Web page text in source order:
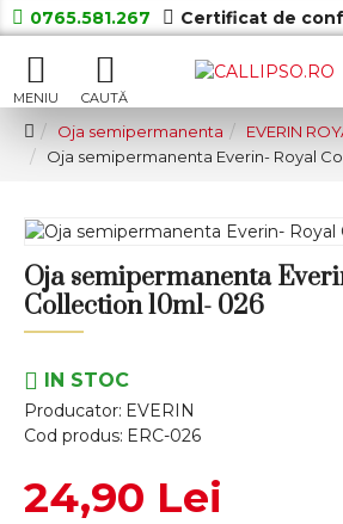
0765.581.267 Certificat de
Oja semipermanenta
EVERIN
Oja semipermanenta Everin- Royal
Oja semipermanenta
Collection 10ml- 026
IN STOC
Producator: EVERIN
Cod produs: ERC-026
24,90 Lei